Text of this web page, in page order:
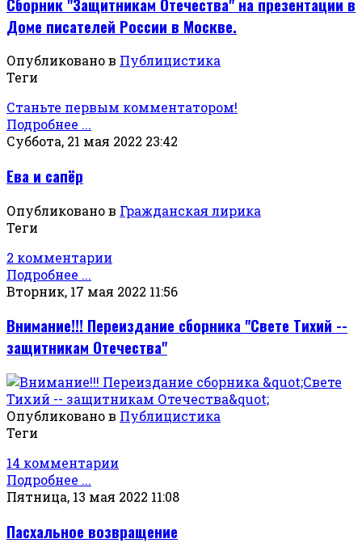
Доме писателей России в Москве.
Опубликовано в Публицистика
Теги
Станьте первым комментатором!
Подробнее ...
Суббота, 21 мая 2022 23:42
Ева и сапёр
Опубликовано в Гражданская лирика
Теги
2 комментарии
Подробнее ...
Вторник, 17 мая 2022 11:56
Внимание!!! Переиздание сборника "Свете Тихий --
защитникам Отечества"
Опубликовано в Публицистика
Теги
14 комментарии
Подробнее ...
Пятница, 13 мая 2022 11:08
Пасхальное возвращение